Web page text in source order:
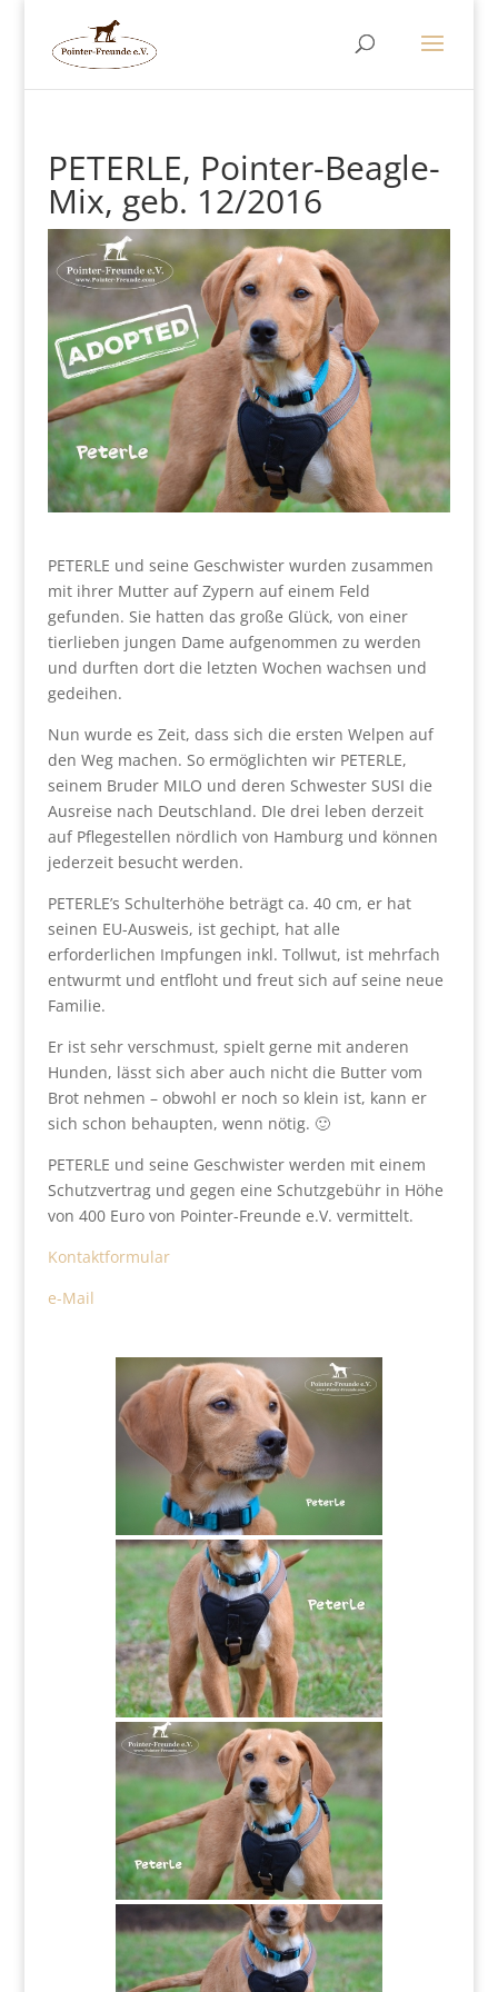
PETERLE, Pointer-Beagle-
Mix, geb. 12/2016
PETERLE und seine Geschwister wurden zusammen
mit ihrer Mutter auf Zypern auf einem Feld
gefunden. Sie hatten das große Glück, von einer
tierlieben jungen Dame aufgenommen zu werden
und durften dort die letzten Wochen wachsen und
gedeihen.
Nun wurde es Zeit, dass sich die ersten Welpen auf
den Weg machen. So ermöglichten wir PETERLE,
seinem Bruder MILO und deren Schwester SUSI die
Ausreise nach Deutschland. DIe drei leben derzeit
auf Pflegestellen nördlich von Hamburg und können
jederzeit besucht werden.
PETERLE’s Schulterhöhe beträgt ca. 40 cm, er hat
seinen EU-Ausweis, ist gechipt, hat alle
erforderlichen Impfungen inkl. Tollwut, ist mehrfach
entwurmt und entfloht und freut sich auf seine neue
Familie.
Er ist sehr verschmust, spielt gerne mit anderen
Hunden, lässt sich aber auch nicht die Butter vom
Brot nehmen – obwohl er noch so klein ist, kann er
sich schon behaupten, wenn nötig. 🙂
PETERLE und seine Geschwister werden mit einem
Schutzvertrag und gegen eine Schutzgebühr in Höhe
von 400 Euro von Pointer-Freunde e.V. vermittelt.
Kontaktformular
e-Mail